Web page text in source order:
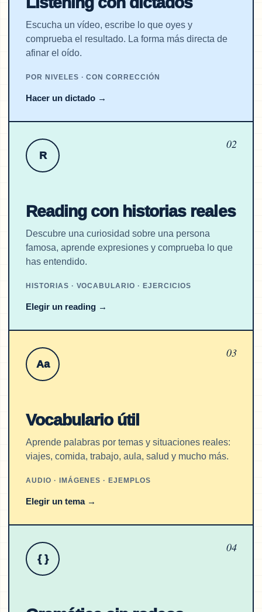
Escucha un vídeo, escribe lo que oyes y
comprueba el resultado. La forma más directa de
afinar el oído.
POR NIVELES · CON CORRECCIÓN
Hacer un dictado →
02
R
Reading con historias reales
Descubre una curiosidad sobre una persona
famosa, aprende expresiones y comprueba lo que
has entendido.
HISTORIAS · VOCABULARIO · EJERCICIOS
Elegir un reading →
03
Aa
Vocabulario útil
Aprende palabras por temas y situaciones reales:
viajes, comida, trabajo, aula, salud y mucho más.
AUDIO · IMÁGENES · EJEMPLOS
Elegir un tema →
04
{ }